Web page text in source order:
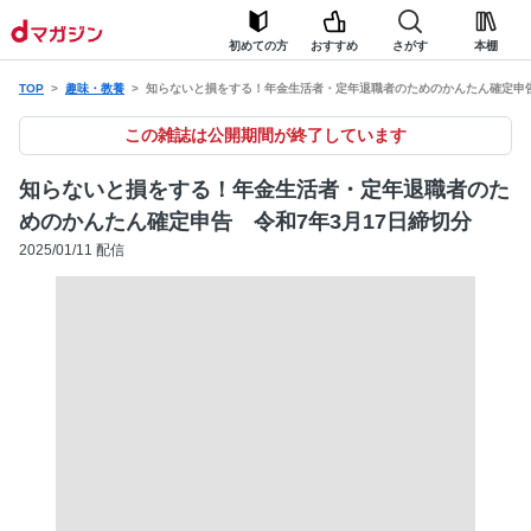
初めての方 おすすめ さがす 本棚
TOP 趣味・教養 知らないと損をする！年金生活者・定年退職者のためのかんたん確定
この雑誌は公開期間が終了しています
知らないと損をする！年金生活者・定年退職者のた
めのかんたん確定申告 令和7年3月17日締切分
2025/01/11 配信